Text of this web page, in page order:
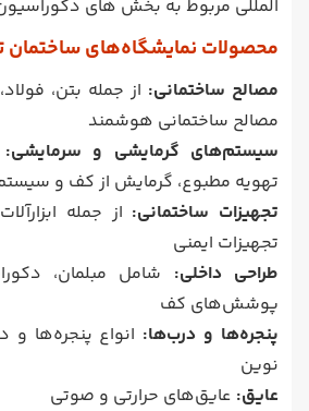
المللی مربوط به بخش های
محصولات نمایشگاه‌های ساختمان
مصالح ساختمانی: از جمله بتن،
مصالح ساختمانی هوشمند
سیستم‌های گرمایشی و سرمایشی:
تهویه مطبوع، گرمایش از کف و
تجهیزات ساختمانی: از جمله
تجهیزات ایمنی
طراحی داخلی: شامل مبلمان،
پوشش‌های کف
پنجره‌ها و درب‌ها: انواع پنجره‌ها و
نوین
عایق‌: عایق‌های حرارتی و صوتی